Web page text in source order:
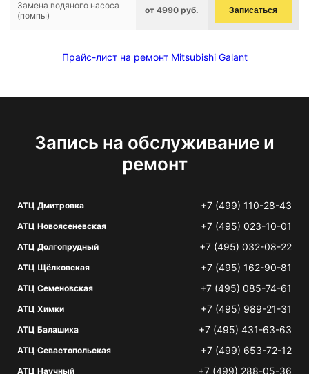
Замена водяного насоса
(помпы)
от 4990 руб. Записаться
Прайс-лист на ремонт Mitsubishi Galant
Запись на обслуживание и
ремонт
АТЦ Дмитровка +7 (499) 110-28-43
АТЦ Новоясеневская +7 (495) 023-10-01
АТЦ Долгопрудный +7 (495) 032-08-22
АТЦ Щёлковская +7 (495) 162-90-81
АТЦ Семеновская +7 (495) 085-74-61
АТЦ Химки +7 (495) 989-21-31
АТЦ Балашиха +7 (495) 431-63-63
АТЦ Севастопольская +7 (499) 653-72-12
АТЦ Научный +7 (499) 288-05-36